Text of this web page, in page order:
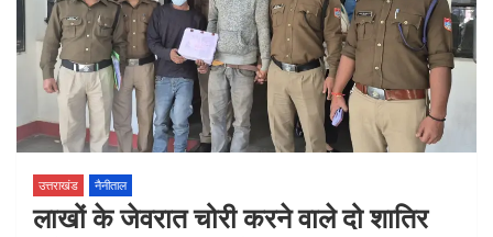
उत्तराखंड नैनीताल
लाखों के जेवरात चोरी करने वाले दो शातिर